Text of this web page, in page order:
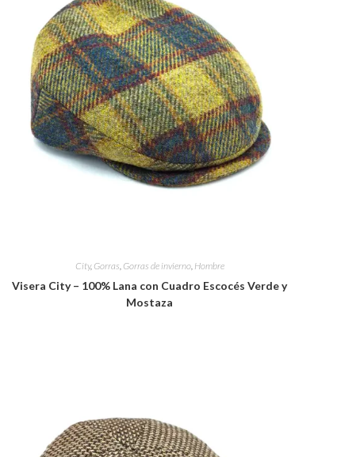
City, Gorras, Gorras de invierno, Hombre
Visera City – 100% Lana con Cuadro Escocés Verde y
Mostaza